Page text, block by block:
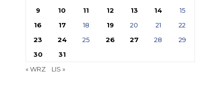
9
10 11 12 13 14
15
16
17 18 19 20 21
22
23
24 25 26 27 28
29
30
31
« WRZ
LIS »